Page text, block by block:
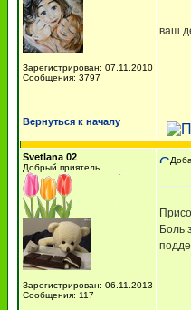
Зарегистрирован: 07.11.2010
Сообщения: 3797
ваш
Вернуться к началу
Svetlana 02
Добрый приятель
Зарегистрирован: 06.11.2013
Сообщения: 117
Боль